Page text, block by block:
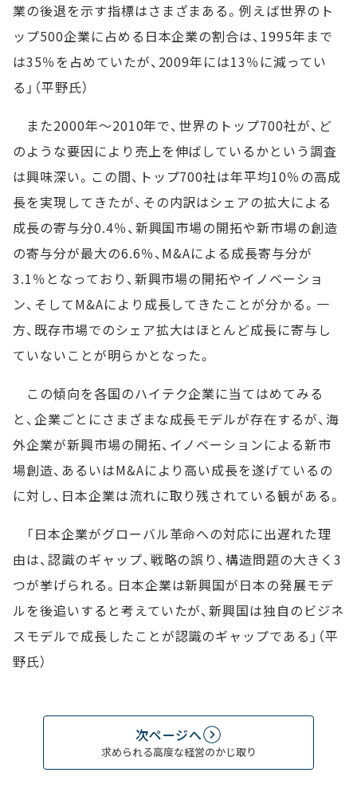
業の後退を示す指標はさまざまある。例えば世界のト
ップ500企業に占める日本企業の割合は、1995年まで
は35％を占めていたが、2009年には13％に減ってい
る」（平野氏）
また2000年～2010年で、世界のトップ700社が、ど
のような要因により売上を伸ばしているかという調査
は興味深い。この間、トップ700社は年平均10％の高成
長を実現してきたが、その内訳はシェアの拡大による
成長の寄与分0.4％、新興国市場の開拓や新市場の創造
の寄与分が最大の6.6％、M&Aによる成長寄与分が
3.1％となっており、新興市場の開拓やイノベーショ
ン、そしてM&Aにより成長してきたことが分かる。一
方、既存市場でのシェア拡大はほとんど成長に寄与し
ていないことが明らかとなった。
この傾向を各国のハイテク企業に当てはめてみる
と、企業ごとにさまざまな成長モデルが存在するが、海
外企業が新興市場の開拓、イノベーションによる新市
場創造、あるいはM&Aにより高い成長を遂げているの
に対し、日本企業は流れに取り残されている観がある。
「日本企業がグローバル革命への対応に出遅れた理
由は、認識のギャップ、戦略の誤り、構造問題の大きく3
つが挙げられる。日本企業は新興国が日本の発展モデ
ルを後追いすると考えていたが、新興国は独自のビジネ
スモデルで成長したことが認識のギャップである」（平
野氏）
次ページへ
求められる高度な経営のかじ取り